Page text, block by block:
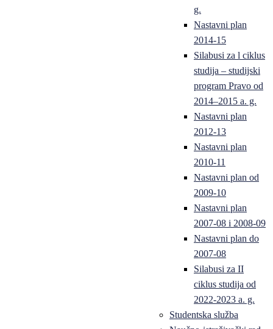
g.
Nastavni plan
2014-15
Silabusi za l ciklus
studija – studijski
program Pravo od
2014–2015 a. g.
Nastavni plan
2012-13
Nastavni plan
2010-11
Nastavni plan od
2009-10
Nastavni plan
2007-08 i 2008-09
Nastavni plan do
2007-08
Silabusi za II
ciklus studija od
2022-2023 a. g.
Studentska služba